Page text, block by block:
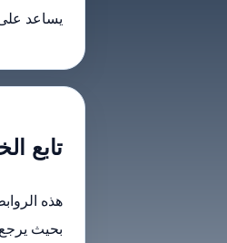
يساعد على
تابع
هذه
بحيث